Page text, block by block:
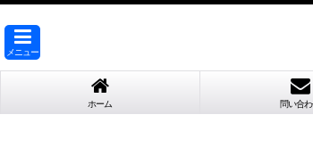
メニュー
ホーム 問い合